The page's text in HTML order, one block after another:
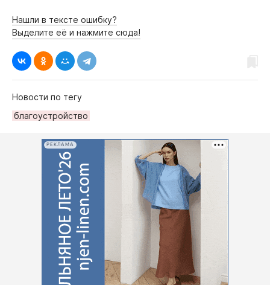
Нашли в тексте ошибку?
Выделите её и нажмите сюда!
Новости по тегу
благоустройство
РЕКЛАМА